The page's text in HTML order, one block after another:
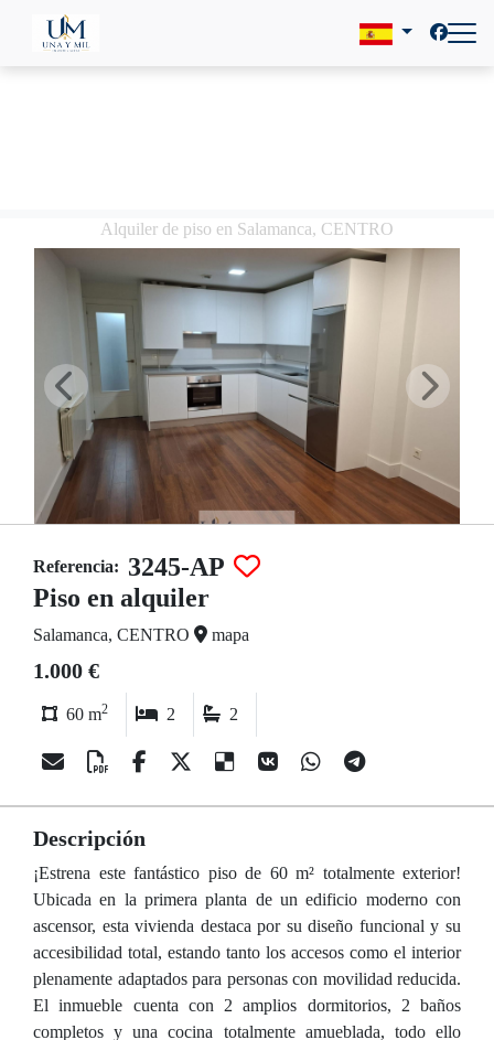
Alquiler de piso en Salamanca, CENTRO
Referencia: 3245-AP
Piso en alquiler
Salamanca, CENTRO mapa
1.000 €
60 m2 2 2
Descripción
¡Estrena este fantástico piso de 60 m² totalmente exterior!
Ubicada en la primera planta de un edificio moderno con
ascensor, esta vivienda destaca por su diseño funcional y su
accesibilidad total, estando tanto los accesos como el interior
plenamente adaptados para personas con movilidad reducida.
El inmueble cuenta con 2 amplios dormitorios, 2 baños
completos y una cocina totalmente amueblada, todo ello